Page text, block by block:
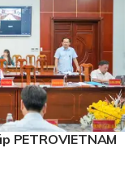
PETROVIETNAM